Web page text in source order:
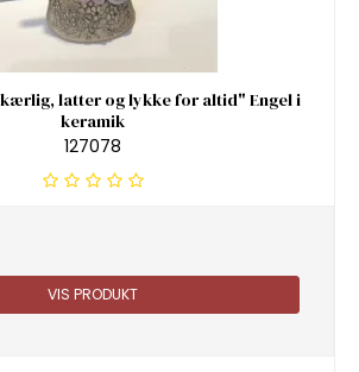
latter og lykke for altid" Engel i
keramik
127078
VIS PRODUKT